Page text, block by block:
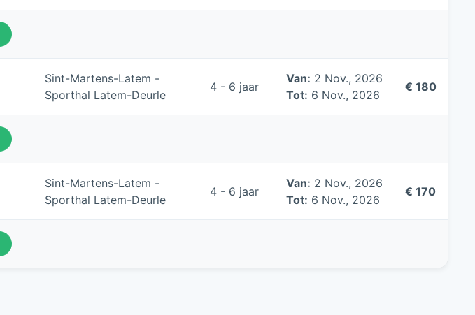
Sint-Martens-Latem -
Sporthal Latem-Deurle
4 - 6 jaar
Van: 2 Nov., 2026
Tot: 6 Nov., 2026
€ 180
Sint-Martens-Latem -
Sporthal Latem-Deurle
4 - 6 jaar
Van: 2 Nov., 2026
Tot: 6 Nov., 2026
€ 170